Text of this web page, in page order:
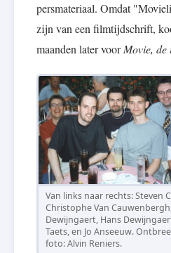
persmateriaal. Omdat
zijn van een filmtijdschrift,
maanden later voorMovie, de
Van links naar rechts: Steven
Christophe Van
Dewijngaert, Hans
Taets, en Jo Anseeuw.
foto: Alvin Reniers.